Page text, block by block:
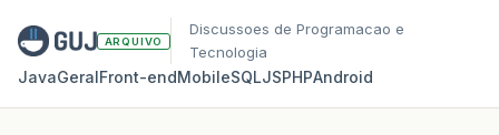
ARQUIVO
Discussoes de Programacao e
Tecnologia
JavaGeralFront‑endMobileSQLJSPHPAndroid